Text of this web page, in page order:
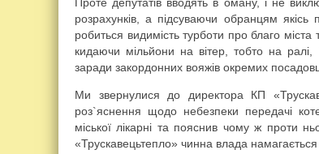
розрахунків, а підсуваючи обранцям якісь
робиться видимість турботи про благо
кидаючи мільйони на вітер, тобто на ралі,
заради закордонних вояжів окремих
Ми звернулися до директора КП
роз`яснення щодо небезпеки передачі
міської лікарні та пояснив чому ж проти
«Трускавецьтепло» чинна влада намагається